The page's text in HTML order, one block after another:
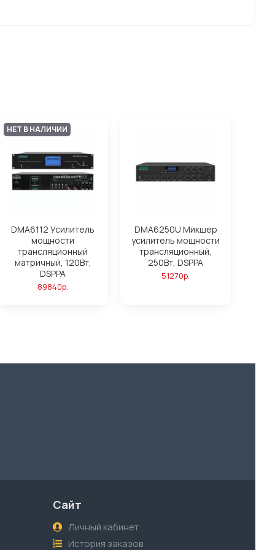
НЕТ В НАЛИЧИИ
DMA6112 Усилитель
мощности
трансляционный
матричный, 120Вт,
DSPPA
89840р.
DMA6250U Микшер
усилитель мощности
трансляционный,
250Вт, DSPPA
51270р.
Сайт
Личный кабинет
История заказов